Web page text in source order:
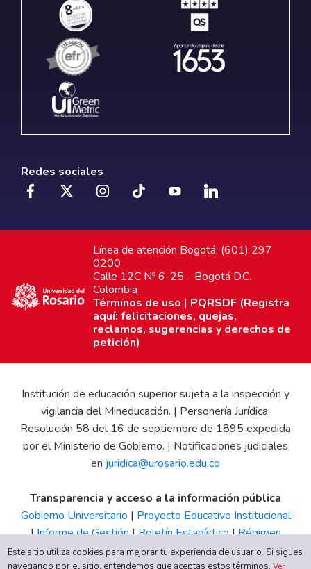
Redes sociales
Línea de atención Bogotá: (601) 297
0200
Calle 12C Nº 6-25 - Bogotá D.C.
Colombia
Términos de uso | PQRSDF (Registra
aquí: felicitaciones, quejas,
reclamos, sugerencias y derechos de
petición)
Institución de educación superior sujeta a la inspección y
vigilancia del Mineducación. | Personería Jurídica:
Resolución 58 del 16 de septiembre de 1895 expedida
por el Ministerio de Gobierno. | Notificaciones judiciales
en juridica@urosario.edu.co
Transparencia y acceso a la información pública
Gobierno Universitario | Proyecto Educativo Institucional
|Informe de Gestión|Boletín Estadístico|Régimen
Tributario|Estados Financieros |Código de Ética| Canal
Este sitio utiliza cookies para mejorar tu experiencia de usuario. Si sigues
navegando por el sitio, entendemos que aceptas estos términos.Ver